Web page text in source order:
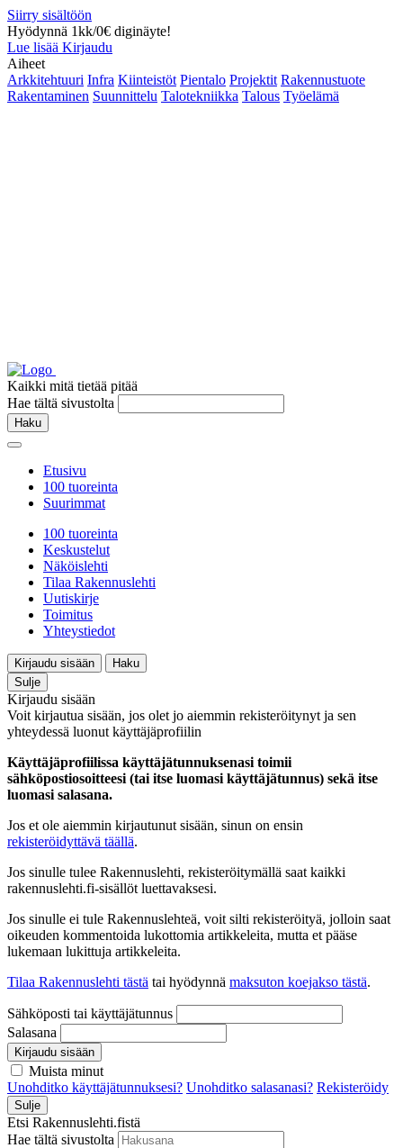
Siirry sisältöön
Hyödynnä 1kk/0€ diginäyte!
Lue lisää Kirjaudu
Aiheet
Arkkitehtuuri Infra Kiinteistöt Pientalo Projektit Rakennustuote
Rakentaminen Suunnittelu Talotekniikka Talous Työelämä
Kaikki mitä tietää pitää
Hae tältä sivustolta
Haku
Etusivu
100 tuoreinta
Suurimmat
100 tuoreinta
Keskustelut
Näköislehti
Tilaa Rakennuslehti
Uutiskirje
Toimitus
Yhteystiedot
Kirjaudu sisään
Haku
Sulje
Kirjaudu sisään
Voit kirjautua sisään, jos olet jo aiemmin rekisteröitynyt ja sen
yhteydessä luonut käyttäjäprofiilin
Käyttäjäprofiilissa käyttäjätunnuksenasi toimii
sähköpostiosoitteesi (tai itse luomasi käyttäjätunnus) sekä itse
luomasi salasana.
Jos et ole aiemmin kirjautunut sisään, sinun on ensin
rekisteröidyttävä täällä.
Jos sinulle tulee Rakennuslehti, rekisteröitymällä saat kaikki
rakennuslehti.fi-sisällöt luettavaksesi.
Jos sinulle ei tule Rakennuslehteä, voit silti rekisteröityä, jolloin saat
oikeuden kommentoida lukottomia artikkeleita, mutta et pääse
lukemaan lukittuja artikkeleita.
Tilaa Rakennuslehti tästä tai hyödynnä maksuton koejakso tästä.
Sähköposti tai käyttäjätunnus
Salasana
Kirjaudu sisään
Muista minut
Unohditko käyttäjätunnuksesi? Unohditko salasanasi? Rekisteröidy
Sulje
Etsi Rakennuslehti.fistä
Hae tältä sivustolta